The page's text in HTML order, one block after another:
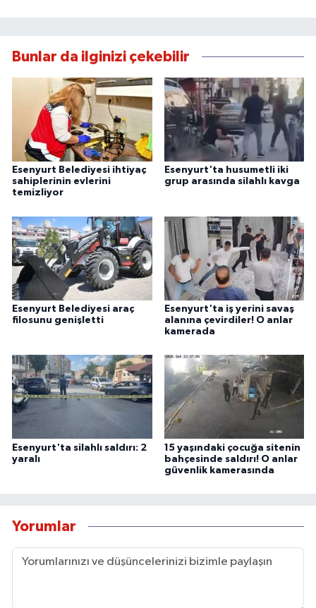
Bunlar da ilginizi çekebilir
Esenyurt Belediyesi ihtiyaç
sahiplerinin evlerini
temizliyor
Esenyurt'ta husumetli iki
grup arasında silahlı kavga
Esenyurt Belediyesi araç
filosunu genişletti
Esenyurt'ta iş yerini savaş
alanına çevirdiler! O anlar
kamerada
Esenyurt'ta silahlı saldırı: 2
yaralı
15 yaşındaki çocuğa sitenin
bahçesinde saldırı! O anlar
güvenlik kamerasında
Yorumlar